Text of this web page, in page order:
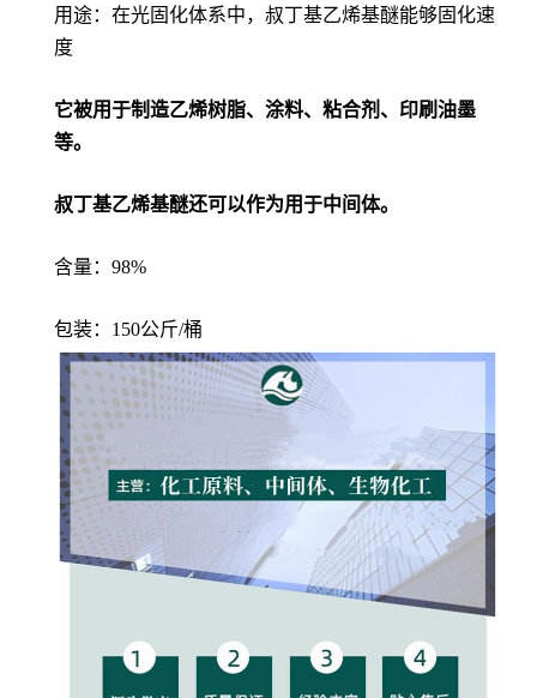
用途：在光固化体系中，叔丁基乙烯基醚能够固化速
度
它被用于制造乙烯树脂、涂料、粘合剂、印刷油墨
等。
叔丁基乙烯基醚还可以作为用于中间体。
含量：98%
包装：150公斤/桶